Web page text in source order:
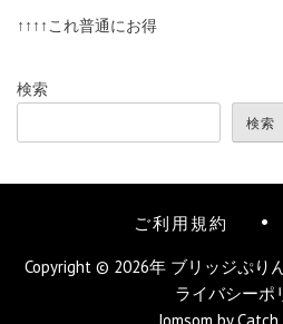
↑↑↑↑これ普通にお得
検索
検索
ご利用規約
Copyright © 2026年 ブリッジぷり
ライバシーポ